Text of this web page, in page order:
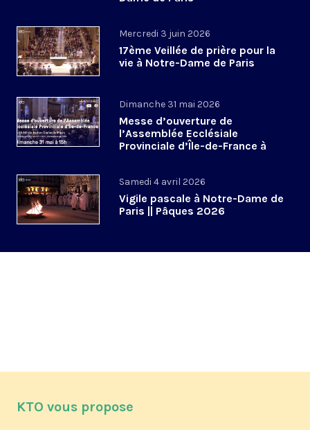
Mercredi 3 juin 2026
17ème Veillée de prière pour la
vie à Notre-Dame de Paris
Dimanche 31 mai 2026
Messe d’ouverture de
l’Assemblée Ecclésiale
Provinciale d’Île-de-France à
Samedi 4 avril 2026
Vigile pascale à Notre-Dame de
Paris || Pâques 2026
KTO vous propose